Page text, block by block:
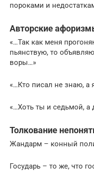
пороками и
Авторские
«…Так как меня
пьянствую, то
воры…»
«…Кто писал не знаю, а
«…Хоть ты и седьмой, а
Толкование
Жандарм – конный
Государь – то же, что